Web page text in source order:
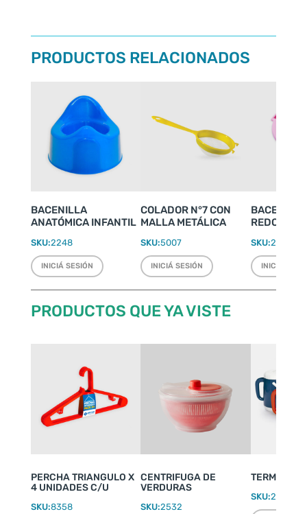
PRODUCTOS RELACIONADOS
BACENILLA
ANATÓMICA INFANTIL
SKU:2248
INICIÁ SESIÓN
COLADOR N°7 CON
MALLA METÁLICA
SKU:5007
INICIÁ SESIÓN
REDONDA
SKU:2246
INICIÁ
PRODUCTOS QUE YA VISTE
PERCHA TRIANGULO X
4 UNIDADES C/U
SKU:8358
CENTRIFUGA DE
VERDURAS
SKU:2532
TERMO
SKU:2220